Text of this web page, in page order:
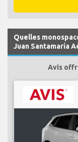
Quelles
Juan Santamaría
Avis